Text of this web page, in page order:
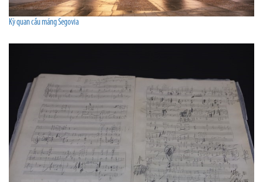
Kỳ quan cầu máng Segovia